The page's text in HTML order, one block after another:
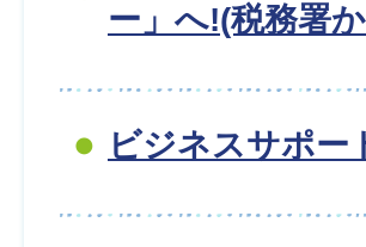
ー」へ!(税務署
ビジネスサポー